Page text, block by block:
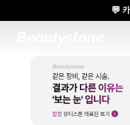
💬
🌸 뷰티스톤의원 메디